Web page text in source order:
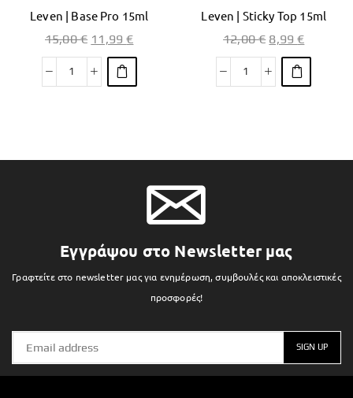
Leven | Base Pro 15ml
15,00€ 11,99€
Leven | Sticky Top 15ml
12,00€ 8,99€
Εγγράψου στο Newsletter μας
Γραφτείτε στο newsletter μας για ενημέρωση, συμβουλές και αποκλειστικές
προσφορές!